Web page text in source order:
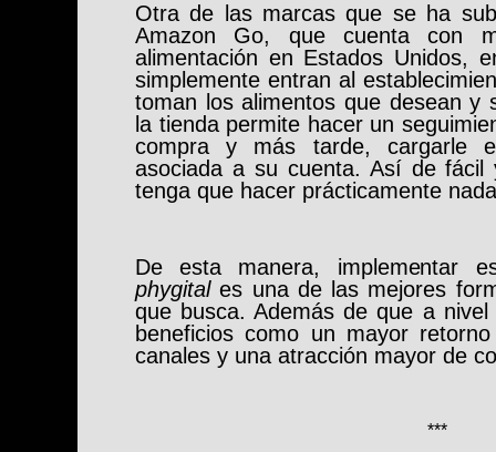
Otra de las marcas que se ha
Amazon Go, que cuenta con
alimentación en Estados Unidos,
simplemente entran al
toman los alimentos que desean y
la tienda permite hacer un
compra y más tarde, cargarle
asociada a su cuenta. Así de fácil
tenga que hacer prácticamente
De esta manera, implementar
phygitales una de las mejores
que busca. Además de que a
beneficios como un mayor
canales y una atracción mayor de
***